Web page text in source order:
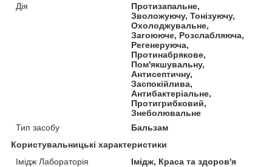
Дія
Протизапальне,
Зволожуючу, Тонізуючу,
Охолоджувальне,
Загоююче, Розслабляюча,
Регенеруюча,
Протинабрякове,
Пом'якшувальну,
Антисептичну,
Заспокійлива,
Антибактеріальне,
Протигрибковий,
Знеболювальне
Тип засобу
Бальзам
Користувальницькі характеристики
Імідж Лабораторія
Імідж, Краса та здоров'я